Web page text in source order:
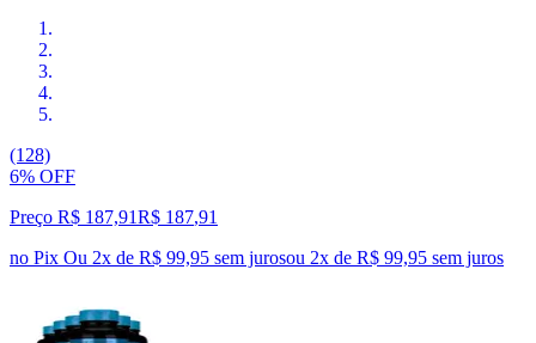
(128)
6% OFF
Preço R$ 187,91R$ 187,91
no Pix Ou 2x de R$ 99,95 sem jurosou 2x de R$ 99,95 sem juros